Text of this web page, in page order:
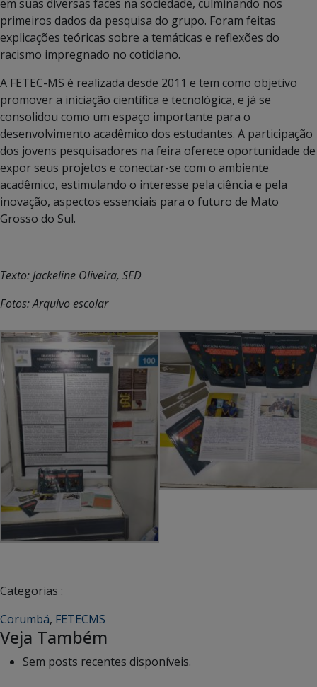
em suas diversas faces na sociedade, culminando nos
primeiros dados da pesquisa do grupo. Foram feitas
explicações teóricas sobre a temáticas e reflexões do
racismo impregnado no cotidiano.
A FETEC-MS é realizada desde 2011 e tem como objetivo
promover a iniciação científica e tecnológica, e já se
consolidou como um espaço importante para o
desenvolvimento acadêmico dos estudantes. A participação
dos jovens pesquisadores na feira oferece oportunidade de
expor seus projetos e conectar-se com o ambiente
acadêmico, estimulando o interesse pela ciência e pela
inovação, aspectos essenciais para o futuro de Mato
Grosso do Sul.
Texto: Jackeline Oliveira, SED
Fotos: Arquivo escolar
Categorias :
Corumbá, FETECMS
Veja Também
Sem posts recentes disponíveis.